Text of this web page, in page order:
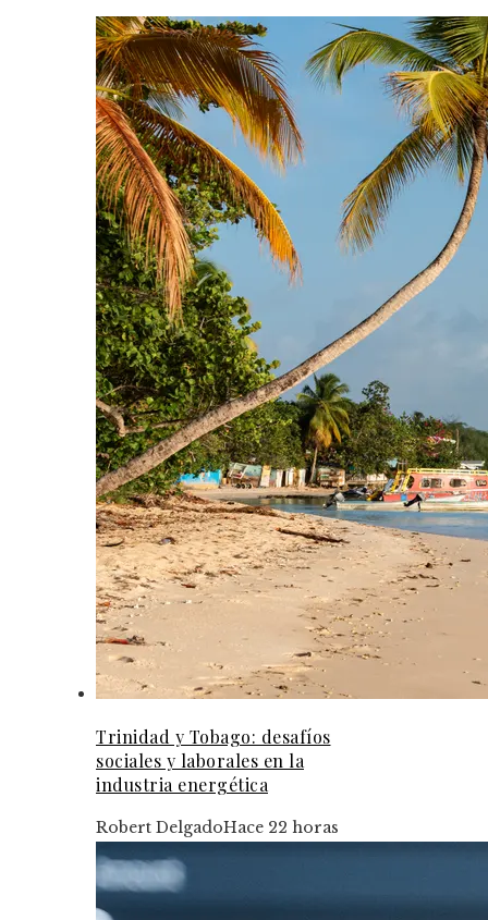
Trinidad y Tobago: desafíos
sociales y laborales en la
industria energética
Robert DelgadoHace 22 horas